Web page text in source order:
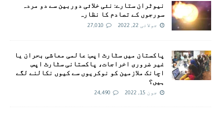
نیوٹران ستارے: نئی خلائی دوربین سے دو مردہ
سورجوں کے تصادم کا نظارہ
جولائی 22, 2022 27,010
پاکستان میں سٹارٹ اپس: عالمی معاشی بحران یا
غیر ضروری اخراجات، پاکستانی سٹارٹ اپس
اچانک ملازمین کو نوکریوں سے کیوں نکالنے لگے
ہیں؟
جون 15, 2022 24,490